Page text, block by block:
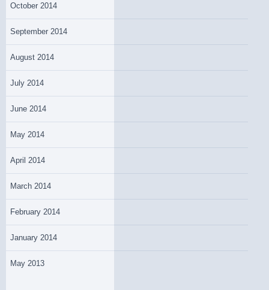
October 2014
September 2014
August 2014
July 2014
June 2014
May 2014
April 2014
March 2014
February 2014
January 2014
May 2013